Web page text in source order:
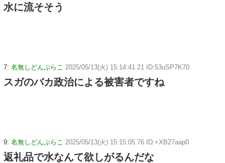
水に流そそう
7: 名無しどんぶらこ 2025/05/13(火) 15:14:41.21 ID:53uSP7K70
スガのバカ政治による被害者ですね
9: 名無しどんぶらこ 2025/05/13(火) 15:15:05.76 ID:+XB27aap0
返礼品で水なんて欲しがるんだな